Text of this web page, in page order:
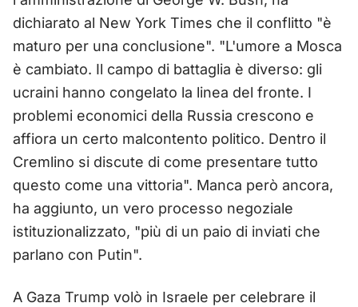
dichiarato al New York Times che il conflitto "è
maturo per una conclusione". "L'umore a Mosca
è cambiato. Il campo di battaglia è diverso: gli
ucraini hanno congelato la linea del fronte. I
problemi economici della Russia crescono e
affiora un certo malcontento politico. Dentro il
Cremlino si discute di come presentare tutto
questo come una vittoria". Manca però ancora,
ha aggiunto, un vero processo negoziale
istituzionalizzato, "più di un paio di inviati che
parlano con Putin".
A Gaza Trump volò in Israele per celebrare il